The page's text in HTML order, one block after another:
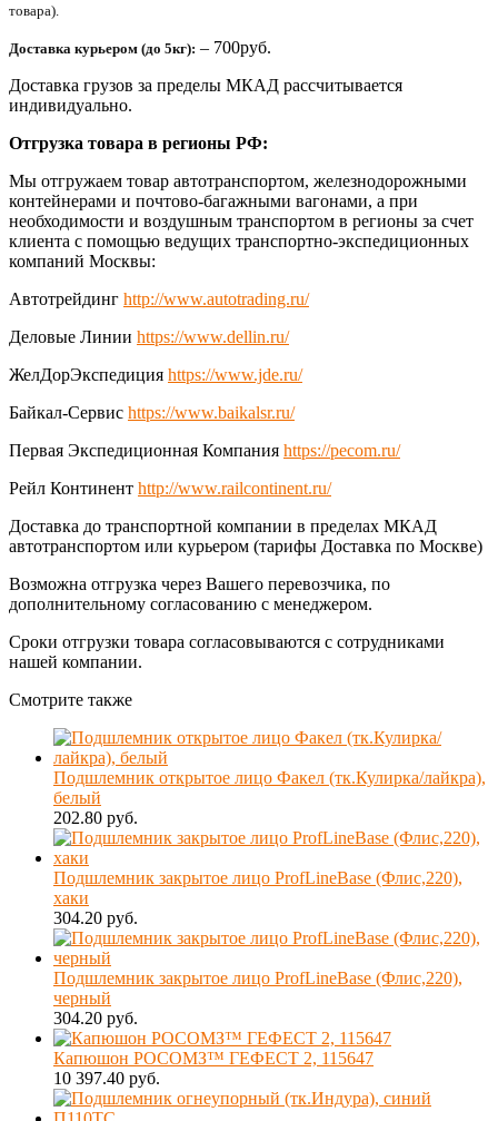
товара).
Доставка курьером (до 5кг): – 700руб.
Доставка грузов за пределы МКАД рассчитывается
индивидуально.
Отгрузка товара в регионы РФ:
Мы отгружаем товар автотранспортом, железнодорожными
контейнерами и почтово-багажными вагонами, а при
необходимости и воздушным транспортом в регионы за счет
клиента с помощью ведущих транспортно-экспедиционных
компаний Москвы:
Автотрейдинг http://www.autotrading.ru/
Деловые Линии https://www.dellin.ru/
ЖелДорЭкспедиция https://www.jde.ru/
Байкал-Сервис https://www.baikalsr.ru/
Первая Экспедиционная Компания https://pecom.ru/
Рейл Континент http://www.railcontinent.ru/
Доставка до транспортной компании в пределах МКАД
автотранспортом или курьером (тарифы Доставка по Москве)
Возможна отгрузка через Вашего перевозчика, по
дополнительному согласованию с менеджером.
Сроки отгрузки товара согласовываются с сотрудниками
нашей компании.
Смотрите также
Подшлемник открытое лицо Факел (тк.Кулирка/лайкра),
белый
202.80 руб.
Подшлемник закрытое лицо ProfLineBase (Флис,220),
хаки
304.20 руб.
Подшлемник закрытое лицо ProfLineBase (Флис,220),
черный
304.20 руб.
Капюшон РОСОМЗ™ ГЕФЕСТ 2, 115647
10 397.40 руб.